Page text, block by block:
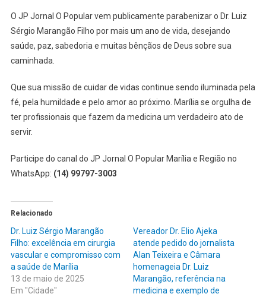
O JP Jornal O Popular vem publicamente parabenizar o Dr. Luiz
Sérgio Marangão Filho por mais um ano de vida, desejando
saúde, paz, sabedoria e muitas bênçãos de Deus sobre sua
caminhada.
Que sua missão de cuidar de vidas continue sendo iluminada pela
fé, pela humildade e pelo amor ao próximo. Marília se orgulha de
ter profissionais que fazem da medicina um verdadeiro ato de
servir.
Participe do canal do JP Jornal O Popular Marília e Região no
WhatsApp: (14) 99797-3003
Relacionado
Dr. Luiz Sérgio Marangão
Filho: excelência em cirurgia
vascular e compromisso com
a saúde de Marília
13 de maio de 2025
Em "Cidade"
Vereador Dr. Elio Ajeka
atende pedido do jornalista
Alan Teixeira e Câmara
homenageia Dr. Luiz
Marangão, referência na
medicina e exemplo de